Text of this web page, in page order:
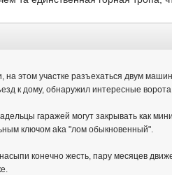
на этом участке разъехаться двум
к дому, обнаружил интересные
гаражей могут закрывать как
ключом aka "лом обыкновенный".
конечно жесть, пару месяцев